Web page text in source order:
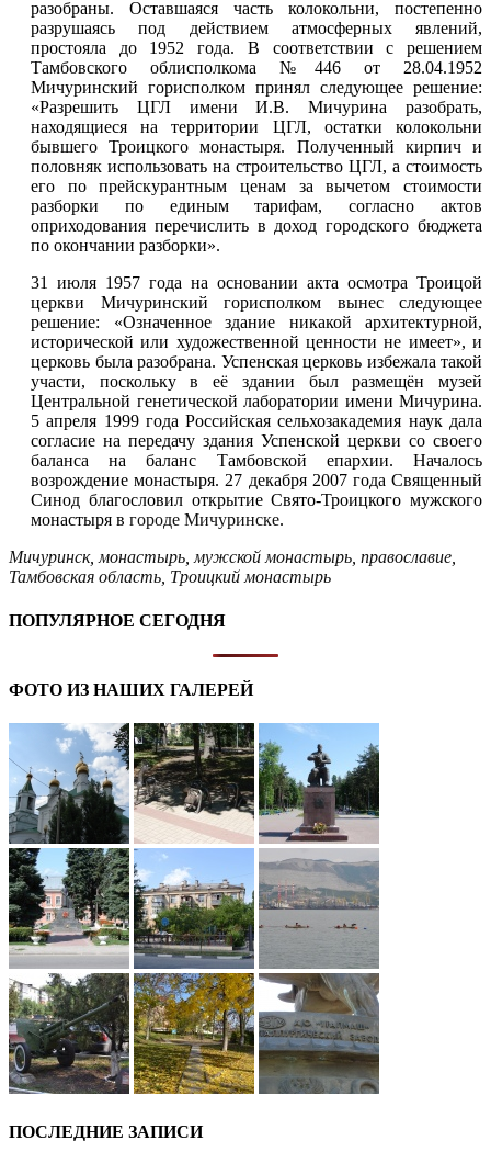
разобраны. Оставшаяся часть колокольни, постепенно
разрушаясь под действием атмосферных явлений,
простояла до 1952 года. В соответствии с решением
Тамбовского облисполкома №446 от 28.04.1952
Мичуринский горисполком принял следующее решение:
«Разрешить ЦГЛ имени И.В. Мичурина разобрать,
находящиеся на территории ЦГЛ, остатки колокольни
бывшего Троицкого монастыря. Полученный кирпич и
половняк использовать на строительство ЦГЛ, а стоимость
его по прейскурантным ценам за вычетом стоимости
разборки по единым тарифам, согласно актов
оприходования перечислить в доход городского бюджета
по окончании разборки».
31 июля 1957 года на основании акта осмотра Троицой
церкви Мичуринский горисполком вынес следующее
решение: «Означенное здание никакой архитектурной,
исторической или художественной ценности не имеет», и
церковь была разобрана. Успенская церковь избежала такой
участи, поскольку в её здании был размещён музей
Центральной генетической лаборатории имени Мичурина.
5 апреля 1999 года Российская сельхозакадемия наук дала
согласие на передачу здания Успенской церкви со своего
баланса на баланс Тамбовской епархии. Началось
возрождение монастыря. 27 декабря 2007 года Священный
Синод благословил открытие Свято-Троицкого мужского
монастыря в городе Мичуринске.
Мичуринск, монастырь мужской монастырь православие
Тамбовская область Троицкий монастырь
ПОПУЛЯРНОЕ СЕГОДНЯ
ФОТО ИЗ НАШИХ ГАЛЕРЕЙ
ПОСЛЕДНИЕ ЗАПИСИ